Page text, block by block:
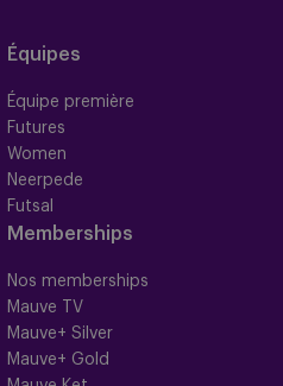
Équipes
Équipe première
Futures
Women
Neerpede
Futsal
Memberships
Nos memberships
Mauve TV
Mauve+ Silver
Mauve+ Gold